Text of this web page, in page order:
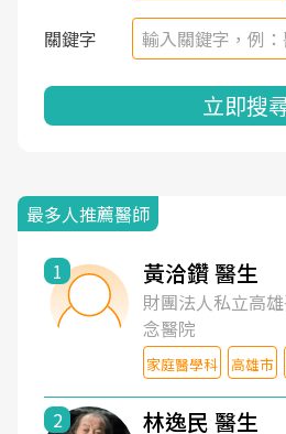
關鍵字
立即搜
最多人推薦醫師
1 黃洽鑽 醫生
財團法人私立高
念醫院
家庭醫學科 高雄市
2 林逸民 醫生